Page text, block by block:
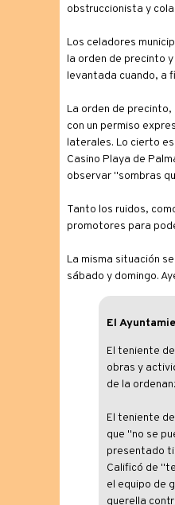
obstruccionista y
Los celadores
la orden de precinto
levantada cuando, a
La orden de
con un permiso
laterales. Lo cierto
Casino Playa de
observar "sombras
Tanto los ruidos,
promotores para
La misma situación
sábado y domingo.
El
El teniente
obras y
de la
El teniente
que "no se
presentado
Calificó de
el equipo de
querella